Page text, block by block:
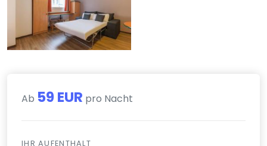
Ab 59 EUR pro Nacht
IHR AUFENTHALT